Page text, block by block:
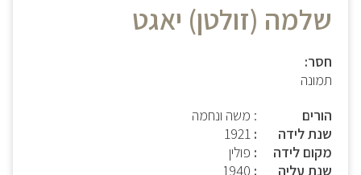
שלמה (זולטן) יאגט
חסר:
תמונה
הורים
: משה ונחמה
שנת לידה
1921
מקום לידה
פולין
שנת עליה
1940